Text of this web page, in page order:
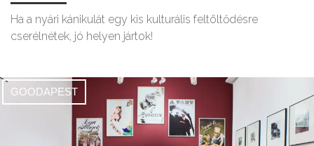
Ha a nyári kánikulát egy kis kulturális feltöltődésre
cserélnétek, jó helyen jártok!
GOODAPEST